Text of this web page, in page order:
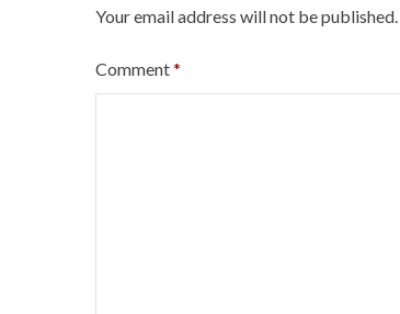
Your email address will not be published.
Comment*